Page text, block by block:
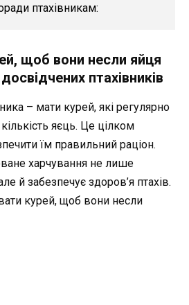
птахівникам:
щоб вони несли яйця
птахівників
– мати курей, які регулярно
яєць. Це цілком
їм правильний раціон.
харчування не лише
й забезпечує здоров’я птахів.
курей, щоб вони несли